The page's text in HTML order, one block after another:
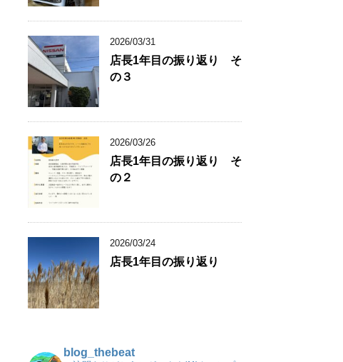
2026/03/31
店長1年目の振り返り そ
の３
2026/03/26
店長1年目の振り返り そ
の２
2026/03/24
店長1年目の振り返り
blog_thebeat